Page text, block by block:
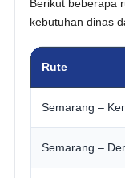
Berikut beberapa
kebutuhan dinas
Rute
Semarang –
Semarang –